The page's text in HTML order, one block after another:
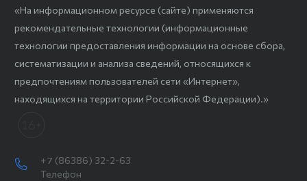
«На информационном ресурсе (сайте) применяются
рекомендательные технологии (информационные
технологии предоставления информации на основе сбора,
систематизации и анализа сведений, относящихся к
предпочтениям пользователей сети «Интернет»,
находящихся на территории Российской Федерации).»
+7 (86386) 32-2-63
Телефон